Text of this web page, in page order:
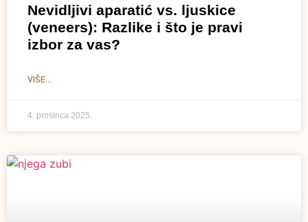
Nevidljivi aparatić vs. ljuskice
(veneers): Razlike i što je pravi
izbor za vas?
VIŠE...
4. prosinca 2025.